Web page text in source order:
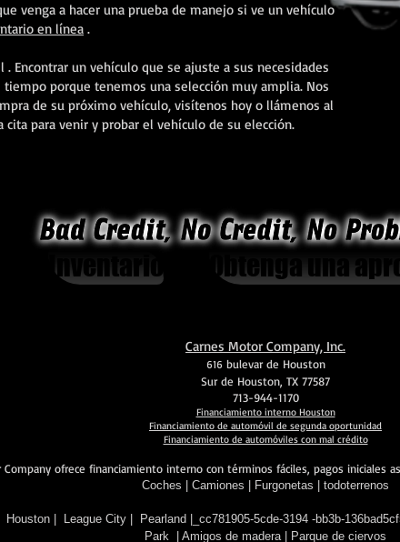
venga a hacer una prueba de manejo si ve un vehículo
en línea .
. Encontrar un vehículo que se ajuste a sus necesidades
porque tenemos una selección muy amplia. Nos
de su próximo vehículo, visítenos hoy o llámenos al
cita para venir y probar el vehículo de su elección.
Inventario Obtenga una
Carnes Motor Company, Inc.
616bulevar de Houston
Sur de Houston, TX 77587
713-944-1170
Financiamiento interno Houston​
Financiamiento de automóvil de segunda oportunidad
Financiamiento de automóviles con mal crédito
Company ofrece financiamiento interno con términos fáciles, pagos iniciales
Coches Camiones Furgonetas todoterrenos
Houston | League City Pearland |_cc781905-5cde-3194 -bb3b-
Park
Amigos de madera| Parque de ciervos